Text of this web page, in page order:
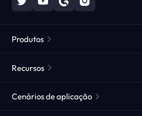
Produtos
Proxies Residenciais Estáticos
Recursos
Cenários de aplicação